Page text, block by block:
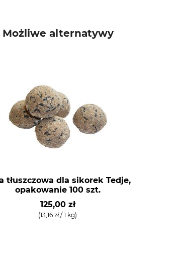
Możliwe alternatywy
tłuszczowa dla sikorek Tedje,
opakowanie 100 szt.
125,00 zł
(13,16 zł / 1 kg)